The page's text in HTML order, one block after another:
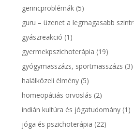
gerincproblémák(5)
guru – üzenet a legmagasabb
gyászreakció (1)
gyermekpszichoterápia (19)
gyógymasszázs, sportmasszázs (3)
halálközeli élmény(5)
homeopátiás orvoslás (2)
indián kultúra és jógatudomány(1)
jóga és pszichoterápia (22)